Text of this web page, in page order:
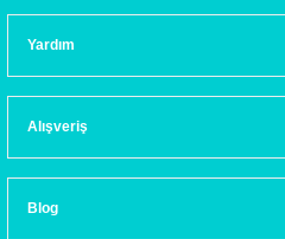
Yardım
Alışveriş
Blog